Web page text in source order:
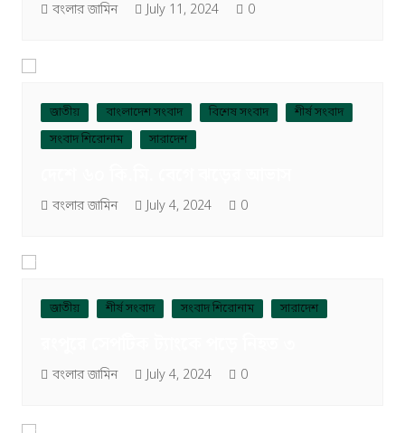
বংলার জামিন July 11, 2024 0
জাতীয় বাংলাদেশ সংবাদ বিশেষ সংবাদ
শীর্ষ সংবাদ
সংবাদ শিরোনাম
সারাদেশ
বংলার জামিন July 4, 2024 0
জাতীয় শীর্ষ সংবাদ সংবাদ শিরোনাম সারাদেশ
বংলার জামিন July 4, 2024 0